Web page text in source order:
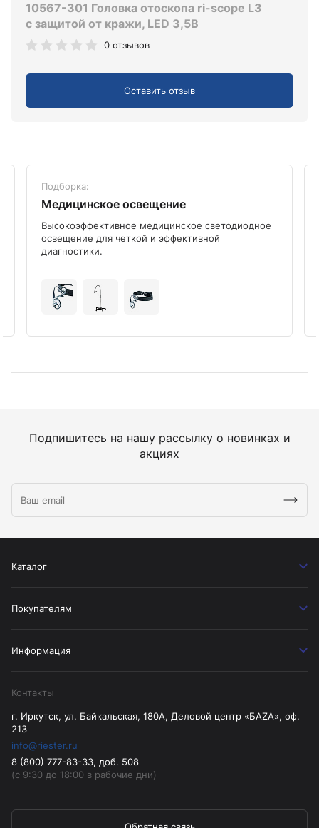
10567-301 Головка отоскопа ri-scope L3
с защитой от кражи, LED 3,5В
0 отзывов
Оставить отзыв
Подборка:
Медицинское освещение
Высокоэффективное медицинское светодиодное
освещение для четкой и эффективной
диагностики.
Подпишитесь на нашу рассылку о новинках и
акциях
Каталог
Покупателям
Информация
Контакты
г. Иркутск, ул. Байкальская, 180А, Деловой центр «БАZА», оф.
213
info@riester.ru
8 (800) 777-83-33, доб. 508
(с 9:30 до 18:00 в рабочие дни)